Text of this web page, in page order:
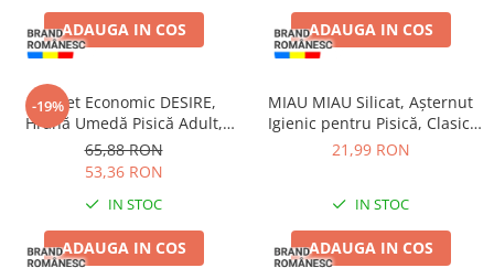
ADAUGA IN COS ADAUGA IN COS
-19%
Pachet Economic DESIRE,
Hrană Umedă Pisică Adult,
Ton File și Creveți în Supă,
12x70g
65,88 RON
53,36 RON
IN STOC
ADAUGA IN COS
MIAU MIAU Silicat, Așternut
Igienic pentru Pisică, Clasic,
3.8L
21,99 RON
IN STOC
ADAUGA IN COS